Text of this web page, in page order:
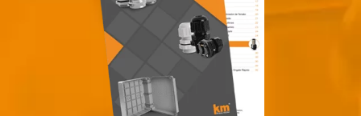
Já é nosso cliente?
SOLICITAR CONTATO